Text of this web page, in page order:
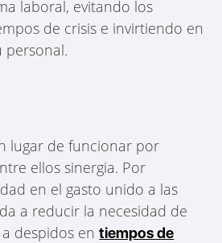
laboral, evitando los
de crisis e invirtiendo en
personal.
lugar de funcionar por
ellos sinergia. Por
en el gasto unido a las
a reducir la necesidad de
despidos entiempos de